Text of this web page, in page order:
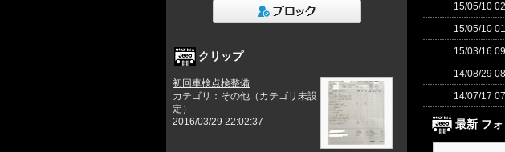
クリップ
初回車検点検整備
カテゴリ：その他（カテゴリ未設
定）
2016/03/29 22:02:37
15/05/10
15/05/10
15/03/16
14/08/29
14/07/17
最新 フ